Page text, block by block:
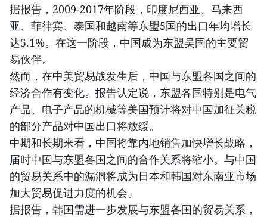
据报告，2009-2017年阶段，印度尼西亚、马来西
亚、菲律宾、泰国和越南等东盟5国的出口年均增长
达5.1%。在这一阶段，中国成为东盟吴国的主要贸
易伙伴。
然而，在中美贸易战发生后，中国与东盟各国之间的
经济合作有变化。报告认定说，东盟各国特别是电气
产品、电子产品的机械等美国预计将对中国加征关税
的部分产品对中国出口将放缓。
中期和长期来看，中国将靠内地销售加快增长战略，
届时中国与东盟各国之间的合作关系将缩小。与中国
的贸易关系中的漏洞将成为日本和韩国对东南亚市场
加大贸易促进力度的机会。
据报告，韩国需进一步发展与东盟各国的贸易关系，